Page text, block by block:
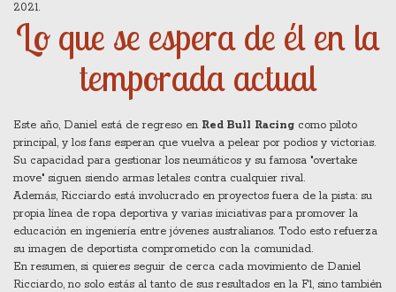
2021.
Lo que se espera de él en la
temporada actual
Este año, Daniel está de regreso en Red Bull Racing como piloto
principal, y los fans esperan que vuelva a pelear por podios y victorias.
Su capacidad para gestionar los neumáticos y su famosa "overtake
move" siguen siendo armas letales contra cualquier rival.
Además, Ricciardo está involucrado en proyectos fuera de la pista: su
propia línea de ropa deportiva y varias iniciativas para promover la
educación en ingeniería entre jóvenes australianos. Todo esto refuerza
su imagen de deportista comprometido con la comunidad.
En resumen, si quieres seguir de cerca cada movimiento de Daniel
Ricciardo, no solo estás al tanto de sus resultados en la F1, sino también